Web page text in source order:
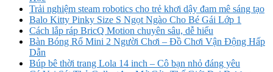
Trải nghiệm steam robotics cho trẻ khơi dậy đam mê sáng tạo
Balo Kitty Pinky Size S Ngọt Ngào Cho Bé Gái Lớp 1
Cách lắp ráp BricQ Motion chuyên sâu, dễ hiểu
Bàn Bóng Rổ Mini 2 Người Chơi – Đồ Chơi Vận Động Hấp
Dẫn
Búp bê thời trang Lola 14 inch – Cô bạn nhỏ đáng yêu